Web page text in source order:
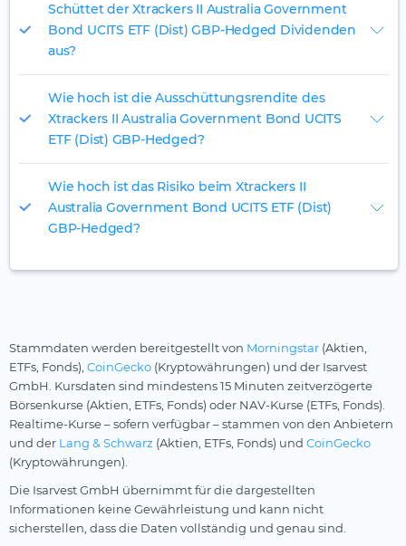
Schüttet der Xtrackers II Australia Government
Bond UCITS ETF (Dist) GBP-Hedged Dividenden
aus?
Wie hoch ist die Ausschüttungsrendite des
Xtrackers II Australia Government Bond UCITS
ETF (Dist) GBP-Hedged?
Wie hoch ist das Risiko beim Xtrackers II
Australia Government Bond UCITS ETF (Dist)
GBP-Hedged?
Stammdaten werden bereitgestellt von Morningstar (Aktien,
ETFs, Fonds), CoinGecko (Kryptowährungen) und der Isarvest
GmbH. Kursdaten sind mindestens 15 Minuten zeitverzögerte
Börsenkurse (Aktien, ETFs, Fonds) oder NAV-Kurse (ETFs, Fonds).
Realtime-Kurse – sofern verfügbar – stammen von den Anbietern
und der Lang & Schwarz (Aktien, ETFs, Fonds) und CoinGecko
(Kryptowährungen).
Die Isarvest GmbH übernimmt für die dargestellten
Informationen keine Gewährleistung und kann nicht
sicherstellen, dass die Daten vollständig und genau sind.